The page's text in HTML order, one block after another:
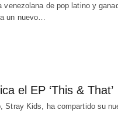
venezolana de pop latino y
un nuevo…
el EP ‘This & That’
Stray Kids, ha compartido su